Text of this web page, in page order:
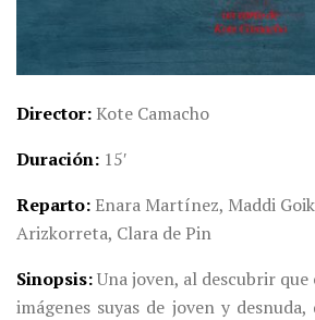
Director Kote Camacho
Duración 15′
Reparto Enara Martínez, Maddi
Arizkorreta, Clara de Pin
Sinopsis Una joven, al descubrir
imágenes suyas de joven y